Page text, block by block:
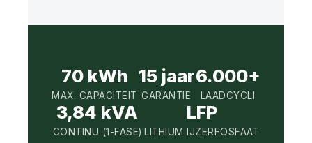
70 kWh
MAX. CAPACITEIT
15 jaar
GARANTIE
6.000+
LAADCYCLI
3,84 kVA
CONTINU (1-FASE)
LFP
LITHIUM IJZERFOSFAAT